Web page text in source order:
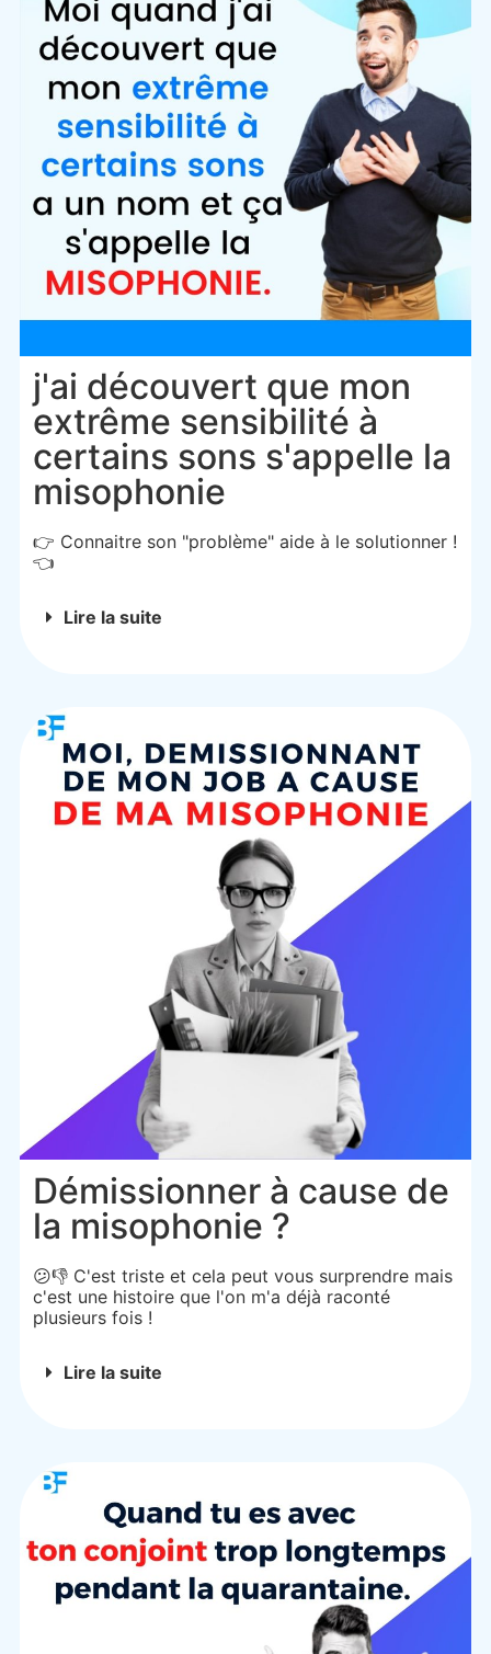
j'ai découvert que mon
extrême sensibilité à
certains sons s'appelle la
misophonie
👉 Connaitre son "problème" aide à le solutionner !
👈
Lire la suite
Démissionner à cause de
la misophonie ?
😕👎 C'est triste et cela peut vous surprendre mais
c'est une histoire que l'on m'a déjà raconté
plusieurs fois !
Lire la suite